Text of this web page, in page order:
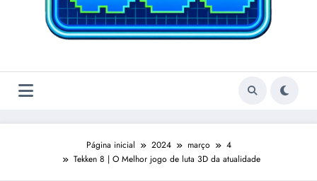
Página inicial 2024 março
4
Tekken 8 | O Melhor jogo de luta 3D da atualidade